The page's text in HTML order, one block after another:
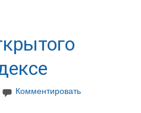
Комментировать